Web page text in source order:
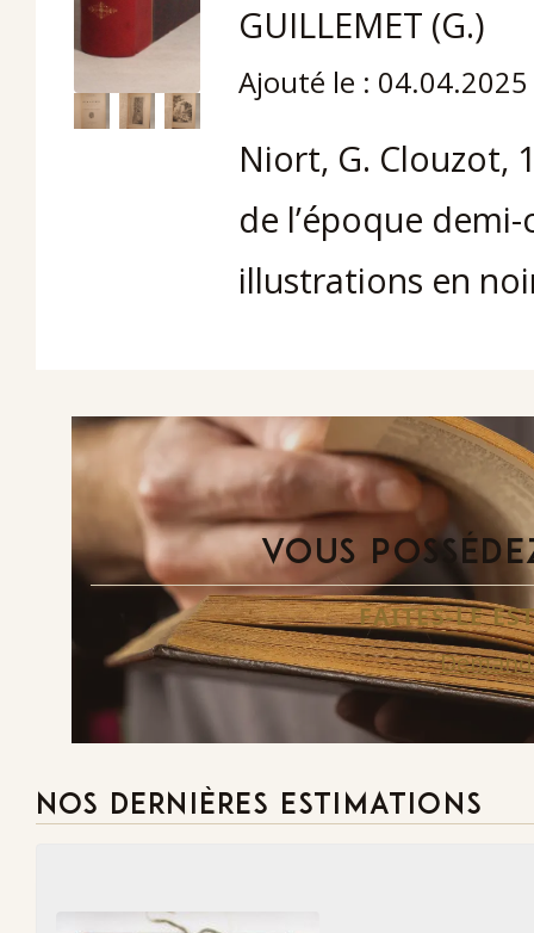
GUILLEMET (G.)
Ajouté le : 04.04.2025
Niort, G. Clouzot,
de l’époque
illustrations en
VOUS
FAITES-LE
NOS DERNIÈRES ESTIMATIONS